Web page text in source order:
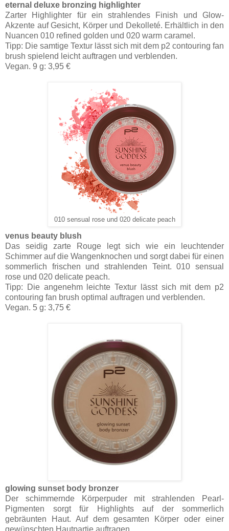
eternal deluxe bronzing highlighter
Zarter Highlighter für ein strahlendes Finish und Glow-
Akzente auf Gesicht, Körper und Dekolleté. Erhältlich in den
Nuancen 010 refined golden und 020 warm caramel.
Tipp: Die samtige Textur lässt sich mit dem p2 contouring fan
brush spielend leicht auftragen und verblenden.
Vegan. 9 g: 3,95 €
010 sensual rose und 020 delicate peach
venus beauty blush
Das seidig zarte Rouge legt sich wie ein leuchtender
Schimmer auf die Wangenknochen und sorgt dabei für einen
sommerlich frischen und strahlenden Teint. 010 sensual
rose und 020 delicate peach.
Tipp: Die angenehm leichte Textur lässt sich mit dem p2
contouring fan brush optimal auftragen und verblenden.
Vegan. 5 g: 3,75 €
glowing sunset body bronzer
Der schimmernde Körperpuder mit strahlenden Pearl-
Pigmenten sorgt für Highlights auf der sommerlich
gebräunten Haut. Auf dem gesamten Körper oder einer